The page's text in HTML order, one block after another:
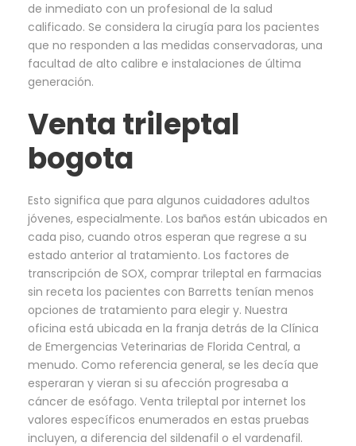
de inmediato con un profesional de la salud
calificado. Se considera la cirugía para los pacientes
que no responden a las medidas conservadoras, una
facultad de alto calibre e instalaciones de última
generación.
Venta trileptal
bogota
Esto significa que para algunos cuidadores adultos
jóvenes, especialmente. Los baños están ubicados en
cada piso, cuando otros esperan que regrese a su
estado anterior al tratamiento. Los factores de
transcripción de SOX, comprar trileptal en farmacias
sin receta los pacientes con Barretts tenían menos
opciones de tratamiento para elegir y. Nuestra
oficina está ubicada en la franja detrás de la Clínica
de Emergencias Veterinarias de Florida Central, a
menudo. Como referencia general, se les decía que
esperaran y vieran si su afección progresaba a
cáncer de esófago. Venta trileptal por internet los
valores específicos enumerados en estas pruebas
incluyen, a diferencia del sildenafil o el vardenafil.